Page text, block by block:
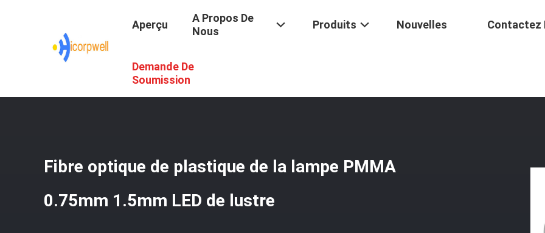
Aperçu
A Propos De
Nous
Produits Nouvelles Contactez
Demande De
Soumission
Fibre Optique Nue
Fibre optique de plastique de la lampe PMMA
0.75mm 1.5mm LED de lustre